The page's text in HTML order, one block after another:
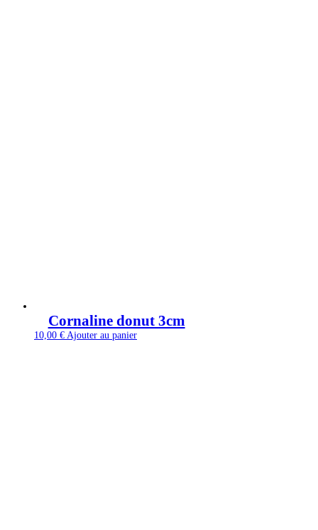
Cornaline donut 3cm
10,00 € Ajouter au panier